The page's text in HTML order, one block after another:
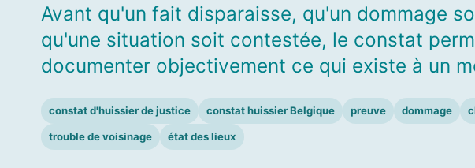
Avant qu'un fait disparaisse, qu'un dommage
qu'une situation soit contestée, le constat
documenter objectivement ce qui existe à un
constat d'huissier de justice constat huissier Belgique preuve dommage
trouble de voisinage état des lieux